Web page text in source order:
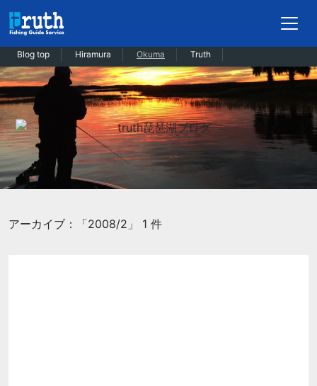
Blog top Hiramura Okuma Truth
アーカイブ：「2008/2」 1 件